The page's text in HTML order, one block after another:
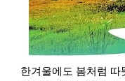
한겨울에도 봄처럼